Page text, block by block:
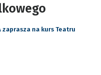
zaprasza na kurs Teatru